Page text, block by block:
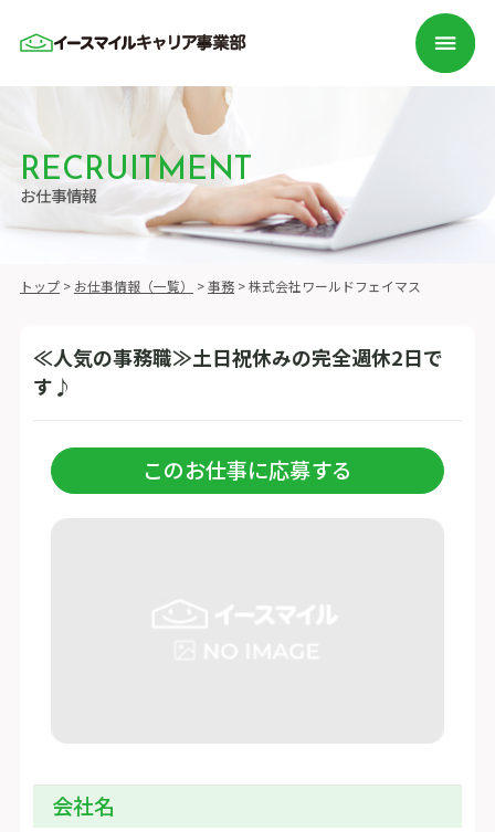
RECRUITMENT
お仕事情報
トップ> お仕事情報（一覧） >事務>株式会社ワールドフェイマス
≪人気の事務職≫土日祝休みの完全週休2日で
す♪
このお仕事に応募する
会社名